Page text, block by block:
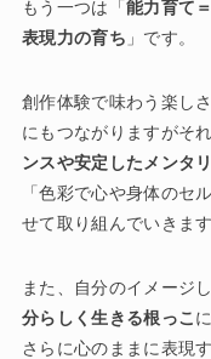
もう一つは「能力育て
表現力の育ち 」です。
創作体験で味わう楽し
にもつながりますがそ
ンスや安定したメンタ
「色彩で心や身体のセ
せて取り組んでいきます
また、自分のイメージ
分らしく生きる根っこ
さらに心のままに表現